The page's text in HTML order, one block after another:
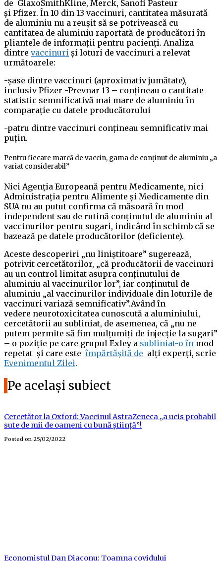
de GlaxoSmithKline, Merck, Sanofi Pasteur
și Pfizer. În 10 din 13 vaccinuri, cantitatea măsurată
de aluminiu nu a reușit să se potrivească cu
cantitatea de aluminiu raportată de producători în
pliantele de informații pentru pacienți. Analiza
dintre vaccinuri și loturi de vaccinuri a relevat
următoarele:
-șase dintre vaccinuri (aproximativ jumătate),
inclusiv Pfizer -Prevnar 13 – conțineau o cantitate
statistic semnificativă mai mare de aluminiu în
comparație cu datele producătorului
-patru dintre vaccinuri conțineau semnificativ mai
puțin.
Pentru fiecare marcă de vaccin, gama de conținut de aluminiu „a
variat considerabil”
Nici Agenția Europeană pentru Medicamente, nici
Administrația pentru Alimente și Medicamente din
SUA nu au putut confirma că măsoară în mod
independent sau de rutină conținutul de aluminiu al
vaccinurilor pentru sugari, indicând în schimb că se
bazează pe datele producătorilor (deficiente).
Aceste descoperiri „nu liniștitoare” sugerează,
potrivit cercetătorilor, „că producătorii de vaccinuri
au un control limitat asupra conținutului de
aluminiu al vaccinurilor lor”, iar conținutul de
aluminiu „al vaccinurilor individuale din loturile de
vaccinuri variază semnificativ”.Având în
vedere neurotoxicitatea cunoscută a aluminiului,
cercetătorii au subliniat, de asemenea, că „nu ne
putem permite să fim mulțumiți de injecție la sugari”
– o poziție pe care grupul Exley a subliniat-o în mod
repetat și care este împărtășită de alți experți, scrie
Evenimentul Zilei.
Pe același subiect
Cercetător la Oxford: Vaccinul AstraZeneca „a ucis probabil
sute de mii de oameni cu bună știință”!
Posted on 25/02/2022
Economistul Dan Diaconu: Toamna covidului